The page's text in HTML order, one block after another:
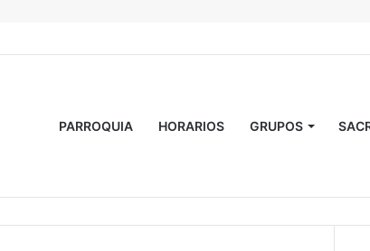
PARROQUIA HORARIOS GRUPOS